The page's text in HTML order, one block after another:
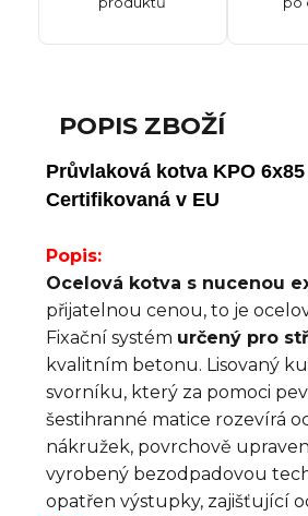
POPIS ZBOŽÍ
Průvlaková kotva KPO
Certifikovaná v EU
Popis:
Ocelová kotva s nucenou
přijatelnou cenou, to je
Fixační systém určený pro
kvalitním betonu. Lisovaný
svorníku, který za pomoci
šestihranné matice rozevírá
nákružek, povrchově
vyrobený bezodpadovou
opatřen výstupky, zajišťující